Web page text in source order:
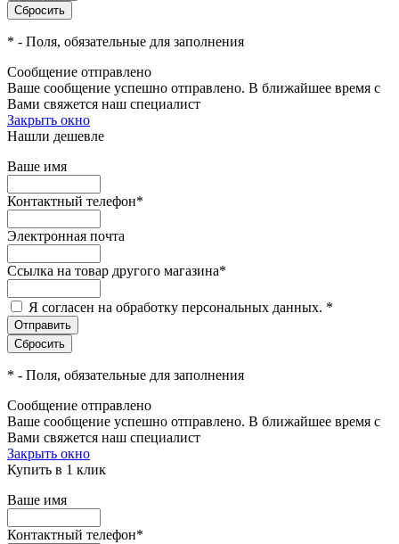
* - Поля, обязательные для заполнения
Сообщение отправлено
Ваше сообщение успешно отправлено. В ближайшее время с
Вами свяжется наш специалист
Закрыть окно
Нашли дешевле
Ваше имя
Контактный телефон*
Электронная почта
Ссылка на товар другого магазина*
Я согласен на обработку персональных данных. *
* - Поля, обязательные для заполнения
Сообщение отправлено
Ваше сообщение успешно отправлено. В ближайшее время с
Вами свяжется наш специалист
Закрыть окно
Купить в 1 клик
Ваше имя
Контактный телефон*